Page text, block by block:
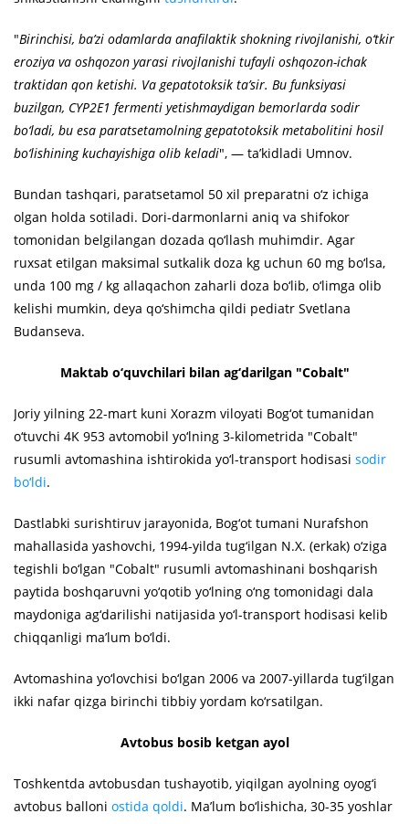
"Birinchisi, ba’zi odamlarda anafilaktik shokning rivojlanishi, o‘tkir
eroziya va oshqozon yarasi rivojlanishi tufayli oshqozon-ichak
traktidan qon ketishi. Va gepatotoksik ta’sir. Bu funksiyasi
buzilgan, CYP2E1 fermenti yetishmaydigan bemorlarda sodir
bo‘ladi, bu esa paratsetamolning gepatotoksik metabolitini hosil
bo‘lishining kuchayishiga olib keladi", — ta’kidladi Umnov.
Bundan tashqari, paratsetamol 50 xil preparatni o‘z ichiga
olgan holda sotiladi. Dori-darmonlarni aniq va shifokor
tomonidan belgilangan dozada qo‘llash muhimdir. Agar
ruxsat etilgan maksimal sutkalik doza kg uchun 60 mg bo‘lsa,
unda 100 mg / kg allaqachon zaharli doza bo‘lib, o‘limga olib
kelishi mumkin, deya qo‘shimcha qildi pediatr Svetlana
Budanseva.
Maktab o‘quvchilari bilan ag‘darilgan "Cobalt"
Joriy yilning 22-mart kuni Xorazm viloyati Bog‘ot tumanidan
o‘tuvchi 4K 953 avtomobil yo‘lning 3-kilometrida "Cobalt"
rusumli avtomashina ishtirokida yo‘l-transport hodisasi sodir
bo‘ldi.
Dastlabki surishtiruv jarayonida, Bog‘ot tumani Nurafshon
mahallasida yashovchi, 1994-yilda tug‘ilgan N.X. (erkak) o‘ziga
tegishli bo‘lgan "Cobalt" rusumli avtomashinani boshqarish
paytida boshqaruvni yo‘qotib yo‘lning o‘ng tomonidagi dala
maydoniga ag‘darilishi natijasida yo‘l-transport hodisasi kelib
chiqqanligi ma’lum bo‘ldi.
Avtomashina yo‘lovchisi bo‘lgan 2006 va 2007-yillarda tug‘ilgan
ikki nafar qizga birinchi tibbiy yordam ko‘rsatilgan.
Avtobus bosib ketgan ayol
Toshkentda avtobusdan tushayotib, yiqilgan ayolning oyog‘i
avtobus balloni ostida qoldi. Ma’lum bo‘lishicha, 30-35 yoshlar